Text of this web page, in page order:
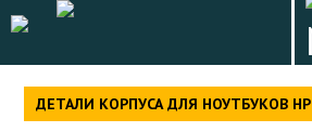
ДЕТАЛИ КОРПУСА ДЛЯ НОУТБУКОВ HP